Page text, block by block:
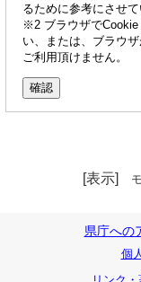
るために参考にさせ
※2 ブラウザでCookie
い、または、ブラウ
ご利用頂けません。
[表示]
県庁への
個